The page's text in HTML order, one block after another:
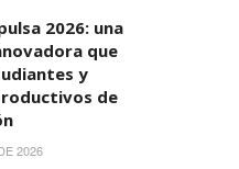
2026: una
que
y
de
2026